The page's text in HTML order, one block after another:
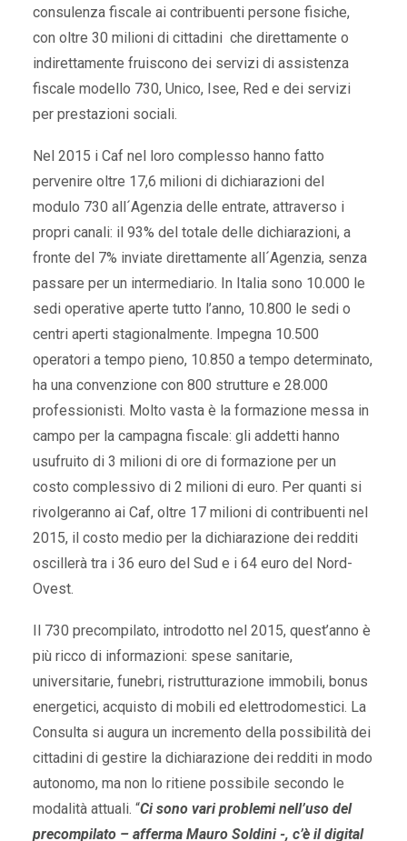
consulenza fiscale ai contribuenti persone fisiche,
con oltre 30 milioni di cittadini che direttamente o
indirettamente fruiscono dei servizi di assistenza
fiscale modello 730, Unico, Isee, Red e dei servizi
per prestazioni sociali.
Nel 2015 i Caf nel loro complesso hanno fatto
pervenire oltre 17,6 milioni di dichiarazioni del
modulo 730 all´Agenzia delle entrate, attraverso i
propri canali: il 93% del totale delle dichiarazioni, a
fronte del 7% inviate direttamente all´Agenzia, senza
passare per un intermediario. In Italia sono 10.000 le
sedi operative aperte tutto l’anno, 10.800 le sedi o
centri aperti stagionalmente. Impegna 10.500
operatori a tempo pieno, 10.850 a tempo determinato,
ha una convenzione con 800 strutture e 28.000
professionisti. Molto vasta è la formazione messa in
campo per la campagna fiscale: gli addetti hanno
usufruito di 3 milioni di ore di formazione per un
costo complessivo di 2 milioni di euro. Per quanti si
rivolgeranno ai Caf, oltre 17 milioni di contribuenti nel
2015, il costo medio per la dichiarazione dei redditi
oscillerà tra i 36 euro del Sud e i 64 euro del Nord-
Ovest.
Il 730 precompilato, introdotto nel 2015, quest’anno è
più ricco di informazioni: spese sanitarie,
universitarie, funebri, ristrutturazione immobili, bonus
energetici, acquisto di mobili ed elettrodomestici. La
Consulta si augura un incremento della possibilità dei
cittadini di gestire la dichiarazione dei redditi in modo
autonomo, ma non lo ritiene possibile secondo le
modalità attuali. “Ci sono vari problemi nell’uso del
precompilato – afferma Mauro Soldini -, c’è il digital